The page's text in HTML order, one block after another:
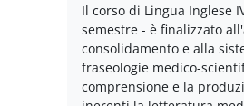
Il corso di Lingua Inglese
semestre - è finalizzato
consolidamento e alla
fraseologie medico-
comprensione e la